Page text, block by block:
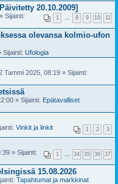
20.10.2009]
1 8 9 10 11
Sijainti:
olevansa kolmio-ufon
Sijainti: Ufologia
Tammi 2025, 08:19 » Sijainti:
» Sijainti: Epätavalliset
1 2 3
Vinkit ja linkit
1 34 35 36 37
» Sijainti:
15.08.2026
Tapahtumat ja markkinat